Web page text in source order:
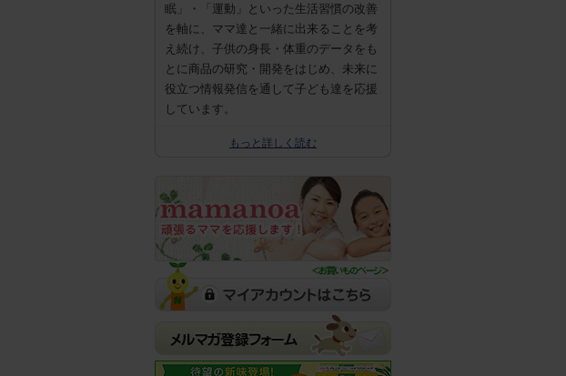
眠」・「運動」といった生活習慣の改善
を軸に、ママ達と一緒に出来ることを考
え続け、子供の身長・体重のデータをも
とに商品の研究・開発をはじめ、未来に
役立つ情報発信を通して子ども達を応援
しています。
もっと詳しく読む